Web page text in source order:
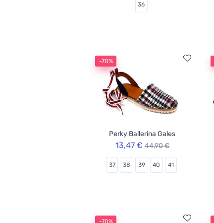
36
-70%
Perky Ballerina Gales
13,47 € 44,90 €
37 38 39 40 41
-70%